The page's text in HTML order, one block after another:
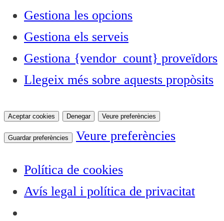
Gestiona les opcions
Gestiona els serveis
Gestiona {vendor_count} proveïdors
Llegeix més sobre aquests propòsits
Aceptar cookies Denegar Veure preferències
Guardar preferències Veure preferències
Política de cookies
Avís legal i política de privacitat